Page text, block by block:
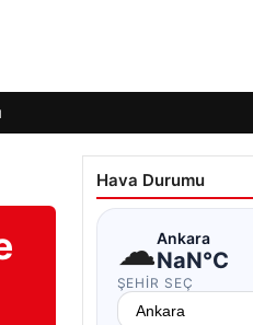
Hava Durumu
☁Ankara
NaN°C
ŞEHIR SEÇ